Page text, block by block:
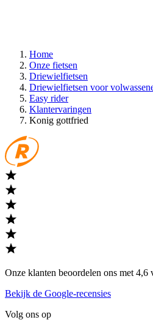
Home
Onze fietsen
Driewielfietsen
Driewielfietsen voor
Easy rider
Klantervaringen
Konig gottfried
Onze klanten beoordelen ons met 4,6
Bekijk de Google-recensies
Volg ons op